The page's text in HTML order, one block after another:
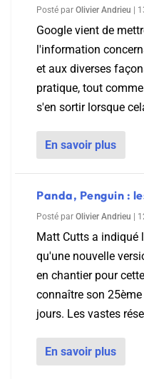
Posté par Olivier Andrieu
Google vient de
l'information
et aux diverses
pratique, tout
s'en sortir lorsque
En savoir plus
Panda, Penguin :
Posté par Olivier Andrieu
Matt Cutts a indiqué
qu'une nouvelle
en chantier pour
connaître son
jours. Les vastes
En savoir plus